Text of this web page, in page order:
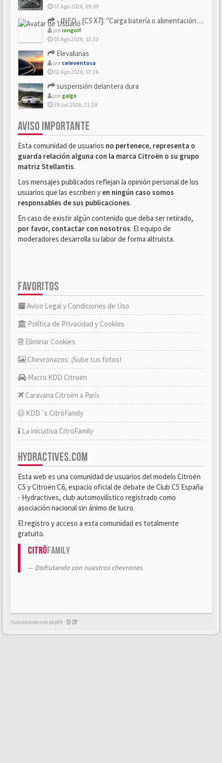
07 Ago 2026, 09:09
- INFO - [C5 X7]: "Carga batería o alimentación eléctri...
poriongolf
03 Ago 2026, 12:33
Elevalunas
porceleventosa
02 Ago 2026, 07:26
suspensión delantera dura
porgalgo
29 Jul 2026, 21:28
AVISO IMPORTANTE
Esta comunidad de usuarios no pertenece, representa o
guarda relación alguna con la marca Citroën o su grupo
matriz Stellantis.
Los mensajes publicados reflejan la opinión personal de los
usuarios que las escriben y en ningún caso somos
responsables de sus publicaciones.
En caso de existir algún contenido que deba ser retirado,
por favor, contactar con nosotros. El equipo de
moderadores desarrolla su labor de forma altruista.
FAVORITOS
Aviso Legal y Condiciones de Uso
Política de Privacidad y Cookies
Eliminar Cookies
Chevronazos: ¡Sube tus fotos!
Macro KDD Citroën
Caravana Citroën a París
KDD´s CitröFamily
La iniciativa CitröFamily
HYDRACTIVES.COM
Esta web es una comunidad de usuarios del modelo Citroën
C5 y Citroën C6, espacio oficial de debate de Club C5 España
- Hydractives, club automovilístico registrado como
asociación nacional sin ánimo de lucro.
El registro y acceso a esta comunidad es totalmente
gratuito.
CitröFamily
Disfrutando con nuestros chevrones.
Funcionando con phpBB -